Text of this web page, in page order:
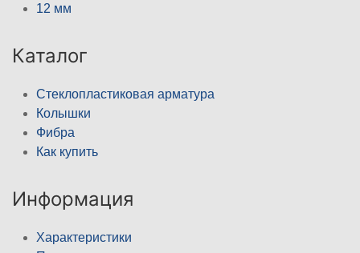
12 мм
Каталог
Стеклопластиковая арматура
Колышки
Фибра
Как купить
Информация
Характеристики